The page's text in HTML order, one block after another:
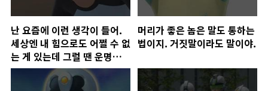
난 요즘에 이런 생각이 들어.
세상엔 내 힘으로도 어쩔 수 없
는 게 있는데 그럴 땐 운명을
받아들일 줄도 알아야 하는 거
아닐까 하고...
머리가 좋은 놈은 말도 통하는
법이지. 거짓말이라도 말이야.